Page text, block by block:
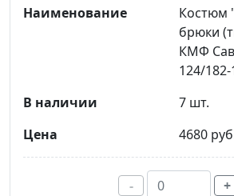
Костюм
брюки
КМФ
124/
7 шт.
4680
- +